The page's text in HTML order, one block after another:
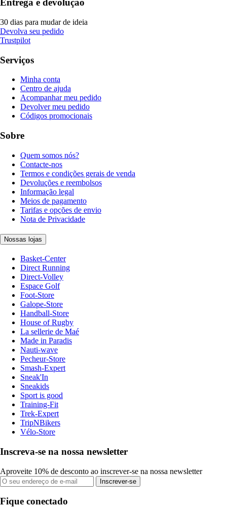
Entrega e devolução
30 dias para mudar de ideia
Devolva seu pedido
Trustpilot
Serviços
Minha conta
Centro de ajuda
Acompanhar meu pedido
Devolver meu pedido
Códigos promocionais
Sobre
Quem somos nós?
Contacte-nos
Termos e condições gerais de venda
Devoluções e reembolsos
Informação legal
Meios de pagamento
Tarifas e opções de envio
Nota de Privacidade
Nossas lojas
Basket-Center
Direct Running
Direct-Volley
Espace Golf
Foot-Store
Galope-Store
Handball-Store
House of Rugby
La sellerie de Maé
Made in Paradis
Nauti-wave
Pecheur-Store
Smash-Expert
Sneak'In
Sneakids
Sport is good
Training-Fit
Trek-Expert
TripNBikers
Vélo-Store
Inscreva-se na nossa newsletter
Aproveite 10% de desconto ao inscrever-se na nossa newsletter
Inscrever-se
Fique conectado